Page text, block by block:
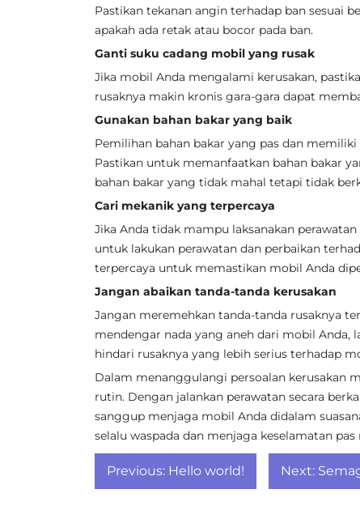
Pastikan tekanan angin terhadap ban sesuai
apakah ada retak atau bocor pada ban.
Ganti suku cadang mobil yang rusak
Jika mobil Anda mengalami kerusakan,
rusaknya makin kronis gara-gara dapat
Gunakan bahan bakar yang baik
Pemilihan bahan bakar yang pas dan
Pastikan untuk memanfaatkan bahan bakar
bahan bakar yang tidak mahal tetapi tidak
Cari mekanik yang terpercaya
Jika Anda tidak mampu laksanakan
untuk lakukan perawatan dan perbaikan
terpercaya untuk memastikan mobil Anda
Jangan abaikan tanda-tanda kerusakan
Jangan meremehkan tanda-tanda rusaknya
mendengar nada yang aneh dari mobil Anda,
hindari rusaknya yang lebih serius terhadap
Dalam menanggulangi persoalan kerusakan
rutin. Dengan jalankan perawatan secara
sanggup menjaga mobil Anda didalam
selalu waspada dan menjaga keselamatan
Post
navigation
Previous: Hello world! Next: